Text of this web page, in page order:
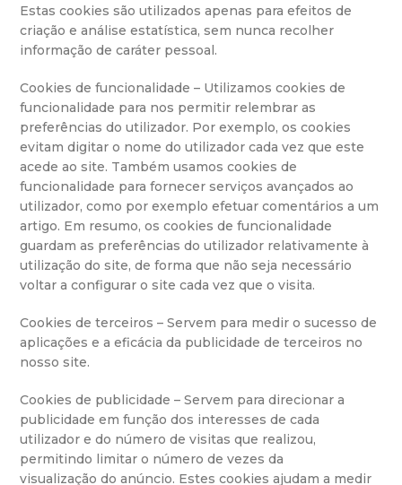
Estas cookies são utilizados apenas para efeitos de
criação e análise estatística, sem nunca recolher
informação de caráter pessoal.
Cookies de funcionalidade – Utilizamos cookies de
funcionalidade para nos permitir relembrar as
preferências do utilizador. Por exemplo, os cookies
evitam digitar o nome do utilizador cada vez que este
acede ao site. Também usamos cookies de
funcionalidade para fornecer serviços avançados ao
utilizador, como por exemplo efetuar comentários a um
artigo. Em resumo, os cookies de funcionalidade
guardam as preferências do utilizador relativamente à
utilização do site, de forma que não seja necessário
voltar a configurar o site cada vez que o visita.
Cookies de terceiros – Servem para medir o sucesso de
aplicações e a eficácia da publicidade de terceiros no
nosso site.
Cookies de publicidade – Servem para direcionar a
publicidade em função dos interesses de cada
utilizador e do número de visitas que realizou,
permitindo limitar o número de vezes da
visualização do anúncio. Estes cookies ajudam a medir